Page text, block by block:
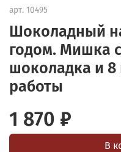
арт. 10495
Шоколадный
годом. Мишка
шоколадка и
работы
1 870 ₽
В